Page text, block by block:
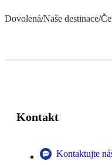
Dovolená/Naše destinace/
Kontakt
Kontaktujte